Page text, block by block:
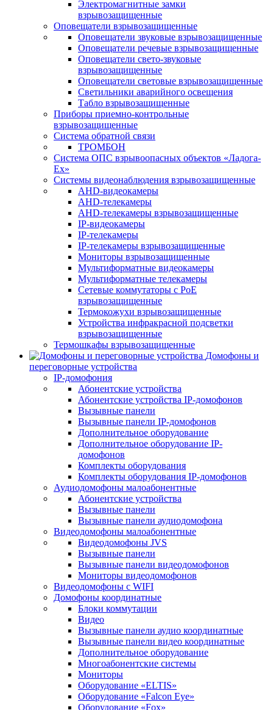
Электромагнитные замки
взрывозащищенные
Оповещатели взрывозащищенные
Оповещатели звуковые взрывозащищенные
Оповещатели речевые взрывозащищенные
Оповещатели свето-звуковые
взрывозащищенные
Оповещатели световые взрывозащищенные
Светильники аварийного освещения
Табло взрывозащищенные
Приборы приемно-контрольные
взрывозащищенные
Система обратной связи
ТРОМБОН
Система ОПС взрывоопасных объектов «Ладога-
Ex»
Системы видеонаблюдения взрывозащищенные
AHD-видеокамеры
AHD-телекамеры
AHD-телекамеры взрывозащищенные
IP-видеокамеры
IP-телекамеры
IP-телекамеры взрывозащищенные
Мониторы взрывозащищенные
Мультиформатные видеокамеры
Мультиформатные телекамеры
Сетевые коммутаторы с РоЕ
взрывозащищенные
Термокожухи взрывозащищенные
Устройства инфракрасной подсветки
взрывозащищенные
Термошкафы взрывозащищенные
Домофоны и
переговорные устройства
IP-домофония
Абонентские устройства
Абонентские устройства IP-домофонов
Вызывные панели
Вызывные панели IP-домофонов
Дополнительное оборудование
Дополнительное оборудование IP-
домофонов
Комплекты оборудования
Комплекты оборудования IP-домофонов
Аудиодомофоны малоабонентные
Абонентские устройства
Вызывные панели
Вызывные панели аудиодомофона
Видеодомофоны малоабонентные
Видеодомофоны JVS
Вызывные панели
Вызывные панели видеодомофонов
Мониторы видеодомофонов
Видеодомофоны с WIFI
Домофоны координатные
Блоки коммутации
Видео
Вызывные панели аудио координатные
Вызывные панели видео координатные
Дополнительное оборудование
Многоабонентские системы
Мониторы
Оборудование «ELTIS»
Оборудование «Falcon Eye»
Оборудование «Fox»